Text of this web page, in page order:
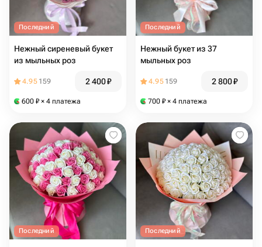
Последний
Нежный сиреневый букет
из мыльных роз
4.95 159 2 400₽
600 ₽ × 4 платежа
Последний
Нежный букет из 37
мыльных роз
4.95 159 2 800₽
700 ₽ × 4 платежа
Последний Последний